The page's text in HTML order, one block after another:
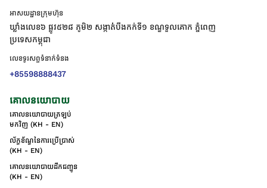
អាសយដ្ឋានក្រុមហ៊ុន
ឃ្លាំងលេខ៦ ផ្លូវ៥២៨ ភូមិ២ សង្កាត់់បឹងកក់ទី១ ខណ្ឌទួលគោក ភ្នំពេញ
ប្រទេសកម្ពុជា
លេខទូរសព្ទទំនាក់ទំនង
+85598888437
គោលនយោបាយ
គោលនយោបាយត្រឡប់
មកវិញ (KH - EN)
ល័ក្ខខ័ណ្ឌនៃការប្រើប្រាស់
(KH - EN)
គោលនយោបាយដឹកជញ្ជូន
(KH - EN)